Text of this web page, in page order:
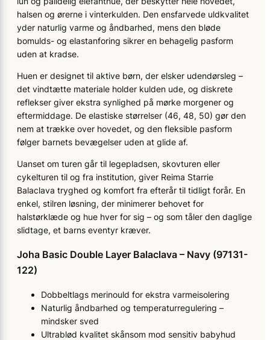
halsen og ørerne i vinterkulden. Den ensfarvede uldkvalitet
yder naturlig varme og åndbarhed, mens den bløde
bomulds- og elastanforing sikrer en behagelig pasform
uden at kradse.
Huen er designet til aktive børn, der elsker udendørsleg –
det vindtætte materiale holder kulden ude, og diskrete
reflekser giver ekstra synlighed på mørke morgener og
eftermiddage. De elastiske størrelser (46, 48, 50) gør den
nem at trække over hovedet, og den fleksible pasform
følger barnets bevægelser uden at glide af.
Uanset om turen går til legepladsen, skovturen eller
cykelturen til og fra institution, giver Reima Starrie
Balaclava tryghed og komfort fra efterår til tidligt forår. En
enkel, stilren løsning, der minimerer behovet for
halstørklæde og hue hver for sig – og som tåler den daglige
slidtage, et barns eventyr kræver.
Joha Basic Double Layer Balaclava – Navy (97131-
122)
Dobbeltlags merinould for ekstra varmeisolering
Naturlig åndbarhed og temperaturregulering –
mindsker sved
Ultrablød kvalitet skånsom mod sensitiv babyhud